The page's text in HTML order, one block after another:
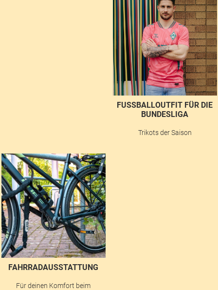
FUSSBALLOUTFIT FÜR DIE B
UNDESLIGA
Trikots der Saison
FAHRRADAUSSTATTUNG
Für deinen Komfort beim